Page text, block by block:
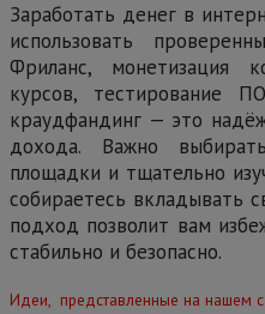
Заработать денег в
использовать
Фриланс, монетизация
курсов, тестирование
краудфандинг — это
дохода. Важно
площадки и тщательно
собираетесь вкладывать
подход позволит вам
стабильно и безопасно.
Идеи, представленные на нашем